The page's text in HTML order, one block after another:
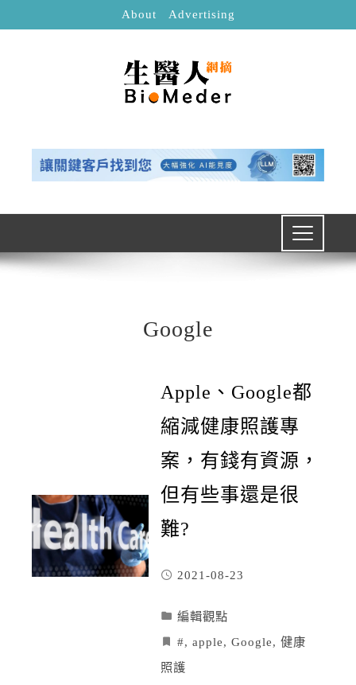
About Advertising
Google
Apple、Google都
縮減健康照護專
案，有錢有資源，
但有些事還是很
難?
2021-08-23
編輯觀點
#, apple, Google, 健康
照護